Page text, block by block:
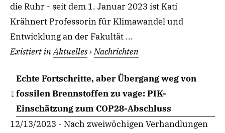
die Ruhr - seit dem 1. Januar 2023 ist Kati
Krähnert Professorin für Klimawandel und
Entwicklung an der Fakultät ...
Existiert inAktuelles›Nachrichten
Echte Fortschritte, aber Übergang weg von
fossilen Brennstoffen zu vage: PIK-
Einschätzung zum COP28-Abschluss
12/13/2023 - Nach zweiwöchigen Verhandlungen